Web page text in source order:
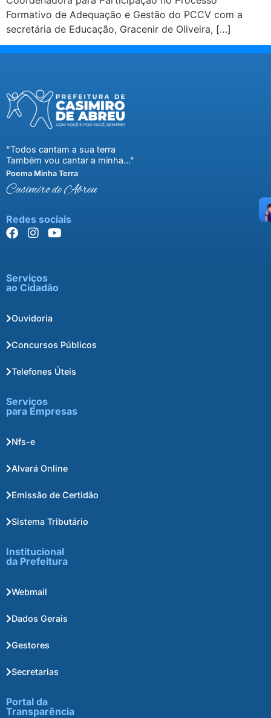
Formativo de Adequação e Gestão do PCCV com a
secretária de Educação, Gracenir de Oliveira, […]
"Todos cantam a sua terra
Também vou cantar a minha..."
Poema Minha Terra
Casimiro de Abreu
Redes sociais
Serviços
ao Cidadão
Ouvidoria
Concursos Públicos
Telefones Úteis
Serviços
para Empresas
Nfs-e
Alvará Online
Emissão de Certidão
Sistema Tributário
Institucional
da Prefeitura
Webmail
Dados Gerais
Gestores
Secretarias
Portal da
Transparência